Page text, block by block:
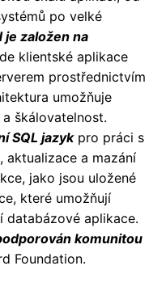
po velké
je založen na
klientské aplikace
prostřednictvím
umožňuje
škálovatelnost.
SQL jazykpro práci s
aktualizace a mazání
jako jsou uložené
které umožňují
aplikace.
komunitou
Foundation.